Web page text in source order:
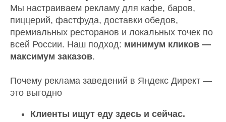
Мы настраиваем рекламу для кафе, баров,
пиццерий, фастфуда, доставки обедов,
премиальных ресторанов и локальных точек по
всей России. Наш подход: минимум кликов —
максимум заказов.
Почему реклама заведений в Яндекс Директ —
это выгодно
Клиенты ищут еду здесь и сейчас.